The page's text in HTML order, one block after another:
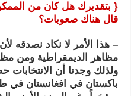
{ بتقديرك هل كان من الممكن
قال هناك صعوبات؟
– هذا الأمر لا نكاد نصدقه
مظاهر الديمقراطية ومن
ولذلك وجدنا أن
باكستان في افغانستان في